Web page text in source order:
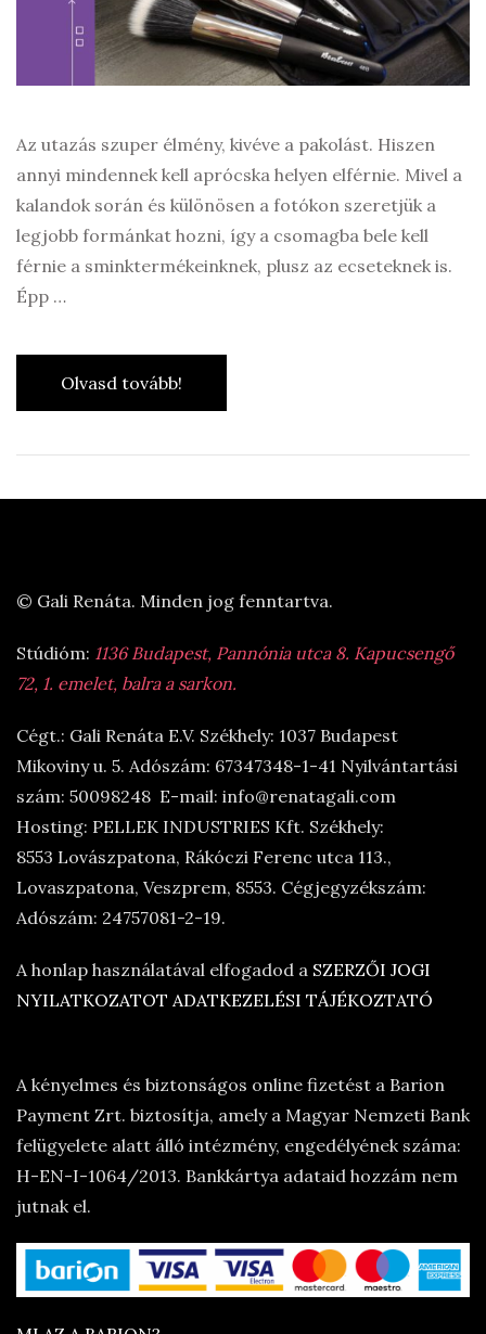
Az utazás szuper élmény, kivéve a pakolást. Hiszen
annyi mindennek kell aprócska helyen elférnie. Mivel a
kalandok során és különösen a fotókon szeretjük a
legjobb formánkat hozni, így a csomagba bele kell
férnie a sminktermékeinknek, plusz az ecseteknek is.
Épp …
Olvasd tovább!
© Gali Renáta. Minden jog fenntartva.
Stúdióm: 1136 Budapest, Pannónia utca 8. Kapucsengő
72, 1. emelet, balra a sarkon.
Cégt.: Gali Renáta E.V. Székhely: 1037 Budapest
Mikoviny u. 5. Adószám: 67347348-1-41 Nyilvántartási
szám: 50098248 E-mail: info@renatagali.com
Hosting: PELLEK INDUSTRIES Kft. Székhely:
8553 Lovászpatona, Rákóczi Ferenc utca 113.,
Lovaszpatona, Veszprem, 8553. Cégjegyzékszám:
Adószám: 24757081-2-19.
A honlap használatával elfogadod a SZERZŐI JOGI
NYILATKOZATOT ADATKEZELÉSI TÁJÉKOZTATÓ
A kényelmes és biztonságos online fizetést a Barion
Payment Zrt. biztosítja, amely a Magyar Nemzeti Bank
felügyelete alatt álló intézmény, engedélyének száma:
H-EN-I-1064/2013. Bankkártya adataid hozzám nem
jutnak el.